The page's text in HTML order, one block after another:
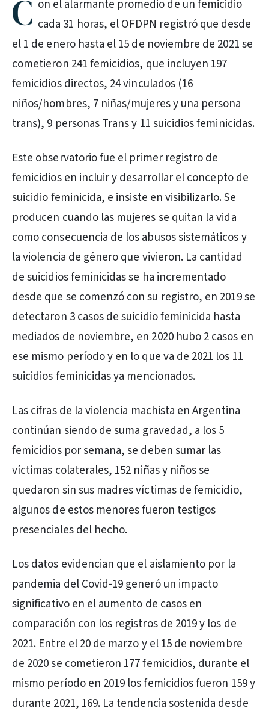
C on el alarmante promedio de un femicidio
cada 31 horas, el OFDPN registró que desde
el 1 de enero hasta el 15 de noviembre de 2021 se
cometieron 241 femicidios, que incluyen 197
femicidios directos, 24 vinculados (16
niños/hombres, 7 niñas/mujeres y una persona
trans), 9 personas Trans y 11 suicidios feminicidas.
Este observatorio fue el primer registro de
femicidios en incluir y desarrollar el concepto de
suicidio feminicida, e insiste en visibilizarlo. Se
producen cuando las mujeres se quitan la vida
como consecuencia de los abusos sistemáticos y
la violencia de género que vivieron. La cantidad
de suicidios feminicidas se ha incrementado
desde que se comenzó con su registro, en 2019 se
detectaron 3 casos de suicidio feminicida hasta
mediados de noviembre, en 2020 hubo 2 casos en
ese mismo período y en lo que va de 2021 los 11
suicidios feminicidas ya mencionados.
Las cifras de la violencia machista en Argentina
continúan siendo de suma gravedad, a los 5
femicidios por semana, se deben sumar las
víctimas colaterales, 152 niñas y niños se
quedaron sin sus madres víctimas de femicidio,
algunos de estos menores fueron testigos
presenciales del hecho.
Los datos evidencian que el aislamiento por la
pandemia del Covid-19 generó un impacto
significativo en el aumento de casos en
comparación con los registros de 2019 y los de
2021. Entre el 20 de marzo y el 15 de noviembre
de 2020 se cometieron 177 femicidios, durante el
mismo período en 2019 los femicidios fueron 159 y
durante 2021, 169. La tendencia sostenida desde